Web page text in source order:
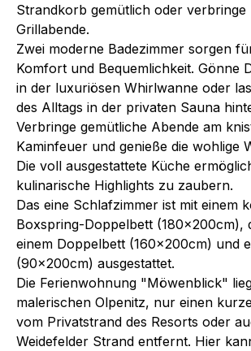
Strandkorb gemütlich oder verbringe
Grillabende.
Zwei moderne Badezimmer sorgen
Komfort und Bequemlichkeit. Gönne
in der luxuriösen Whirlwanne oder
des Alltags in der privaten Sauna
Verbringe gemütliche Abende am
Kaminfeuer und genieße die wohlige
Die voll ausgestattete Küche
kulinarische Highlights zu zaubern.
Das eine Schlafzimmer ist mit einem
Boxspring-Doppelbett (180x200cm),
einem Doppelbett (160x200cm) und
(90x200cm) ausgestattet.
Die Ferienwohnung "Möwenblick"
malerischen Olpenitz, nur einen
vom Privatstrand des Resorts oder
Weidefelder Strand entfernt. Hier